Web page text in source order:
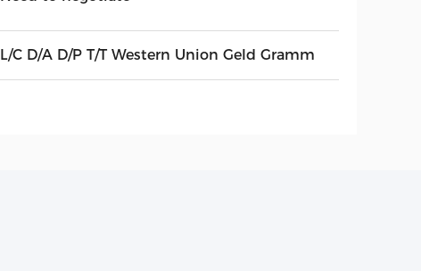
L/C D/A D/P T/T Western Union Geld Gramm